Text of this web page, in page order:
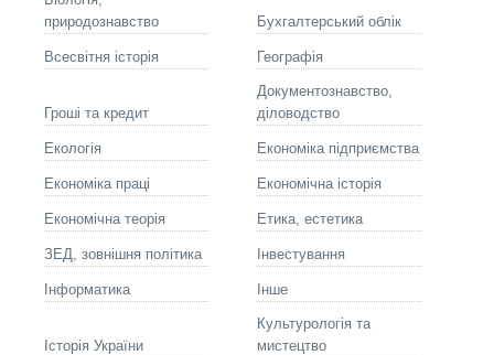
природознавство
Бухгалтерський облік
Всесвітня історія Географія
Гроші та кредит
Документознавство,
діловодство
Екологія Економіка підприємства
Економіка праці Економічна історія
Економічна теорія Етика, естетика
ЗЕД, зовнішня політика Інвестування
Інформатика Інше
Історія України
Культурологія та
мистецтво